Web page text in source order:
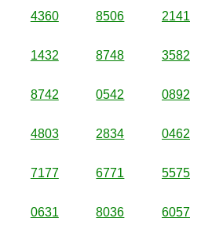
4360 8506 2141
1432 8748 3582
8742 0542 0892
4803 2834 0462
7177 6771 5575
0631 8036 6057